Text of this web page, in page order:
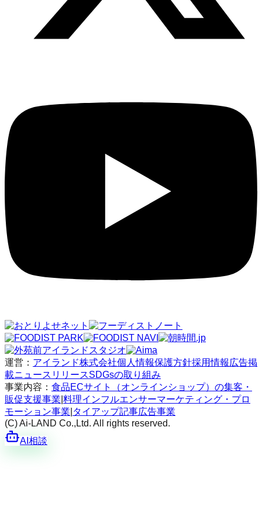
運営： アイランド株式会社個人情報保護方針採用情報 広告掲
載ニュースリリースSDGsの取り組み
事業内容： 食品ECサイト（オンラインショップ）の集客・
販促支援事業 料理インフルエンサーマーケティング・プロ
モーション事業 タイアップ記事広告事業
(C) Ai-LAND Co.,Ltd. All rights reserved.
AI相談